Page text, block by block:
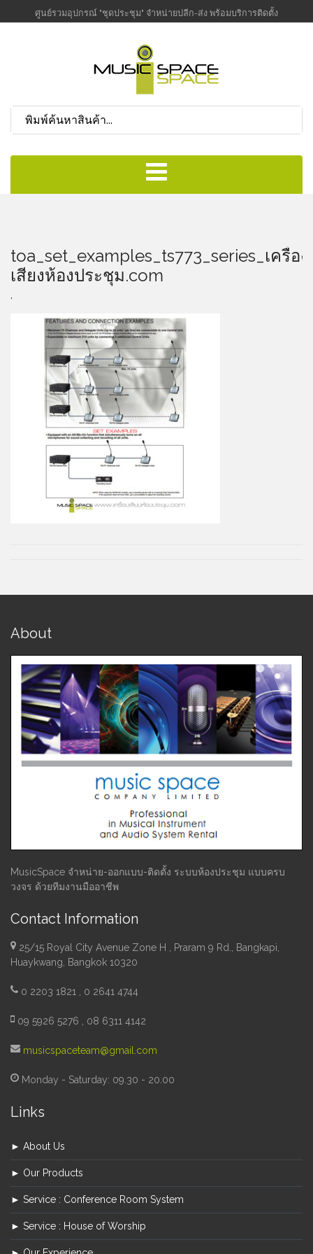
ศูนย์รวมอุปกรณ์ "ชุดประชุม" จำหน่ายปลีก-ส่ง พร้อมบริการติดตั้ง
toa_set_examples_ts773_series_เครื่อง
เสียงห้องประชุม.com
About
MusicSpace จำหน่าย-ออกแบบ-ติดตั้ง ระบบห้องประชุม แบบครบ
วงจร ด้วยทีมงานมืออาชีพ
Contact Information
25/15 Royal City Avenue Zone H , Praram 9 Rd., Bangkapi,
Huaykwang, Bangkok 10320
0 2203 1821 , 0 2641 4744
09 5926 5276 , 08 6311 4142
musicspaceteam@gmail.com
Monday - Saturday: 09.30 - 20.00
Links
► About Us
► Our Products
► Service : Conference Room System
► Service : House of Worship